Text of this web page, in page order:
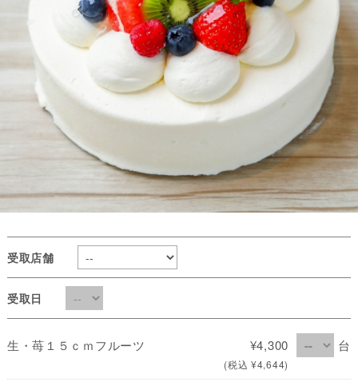
受取店舗
受取日
生・苺１５ｃｍフルーツ ¥4,300
(税込 ¥4,644)
台